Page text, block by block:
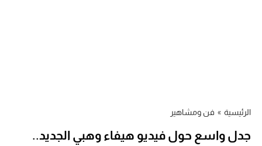
الرئيسية » فن ومشاهير
جدل واسع حول فيديو هيفاء وهبي الجديد..